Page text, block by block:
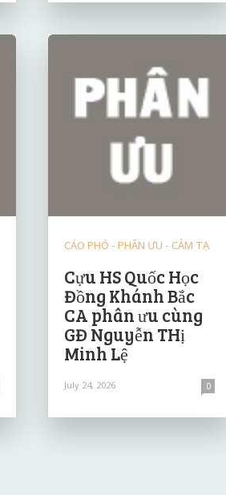
CÁO PHÓ - PHÂN ƯU - CẢM TẠ
Cựu HS Quốc Học
Đồng Khánh Bắc
CA phân ưu cùng
GĐ Nguyễn THị
Minh Lệ
July 24, 2026 0